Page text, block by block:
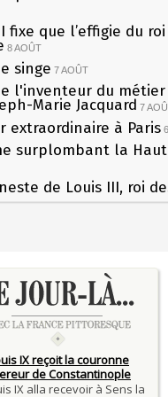
fixe que l’effigie du
8 AOÛT
singe 7 AOÛT
l'inventeur du
Marie Jacquard 7
extraordinaire à Paris
surplombant la
de Louis III, roi
: réouverture
est nommé
III est poignardé à
moine jacobin 1ER AOÛT
de François
pas mousse
bien
qui sait attendre
janvier 1544, mort le 5